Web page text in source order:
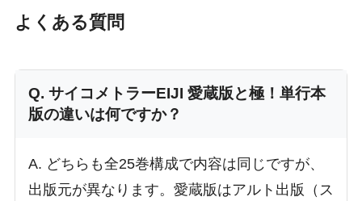
よくある質問
Q. サイコメトラーEIJI 愛蔵版と極！単行本
版の違いは何ですか？
A. どちらも全25巻構成で内容は同じですが、
出版元が異なります。愛蔵版はアルト出版（ス